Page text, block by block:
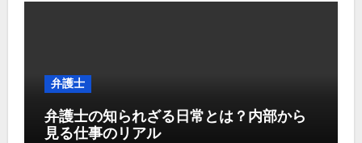
弁護士
弁護士の知られざる日常とは？内部から
見る仕事のリアル